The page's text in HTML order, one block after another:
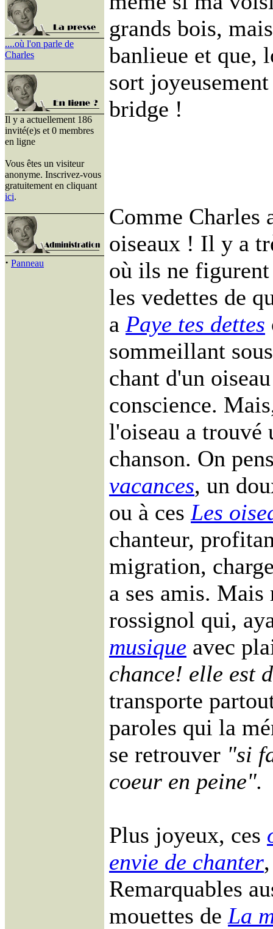
....où l'on parle de
Charles
Il y a actuellement 186
invité(e)s et 0 membres
en ligne
Vous êtes un visiteur
anonyme. Inscrivez-vous
gratuitement en cliquant
ici.
· Panneau
grands bois,
banlieue et que,
sort
bridge !
Comme Charles
oiseaux ! Il y a
où ils ne
les vedettes de
a Paye tes dettes
sommeillant
chant d'un
conscience.
l'oiseau a trouvé
chanson. On
vacances, un
ou à ces Les
chanteur,
migration,
a ses amis. Mais
rossignol qui,
musique avec
chance! elle est
transporte
paroles qui la
se retrouver "si
coeur en peine".
Plus joyeux, ces
envie de chanter
Remarquables
mouettes de La